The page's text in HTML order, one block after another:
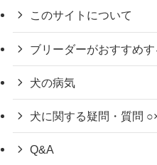
このサイトについて
ブリーダーがおすすめ
犬の病気
犬に関する疑問・質問
Q&A